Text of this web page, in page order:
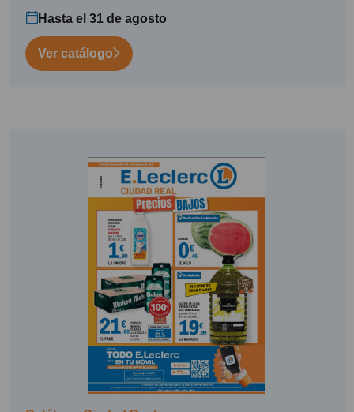
Hasta el 31 de agosto
Ver catálogo